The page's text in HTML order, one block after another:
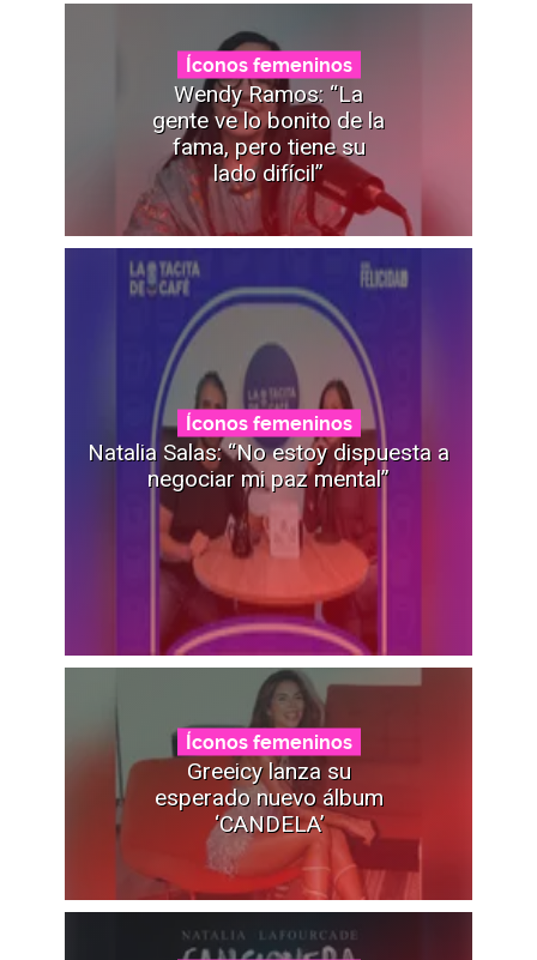
Íconos femeninos
Wendy Ramos: “La
gente ve lo bonito de la
fama, pero tiene su
lado difícil”
Íconos femeninos
Natalia Salas: “No estoy dispuesta a
negociar mi paz mental”
Íconos femeninos
Greeicy lanza su
esperado nuevo álbum
‘CANDELA’